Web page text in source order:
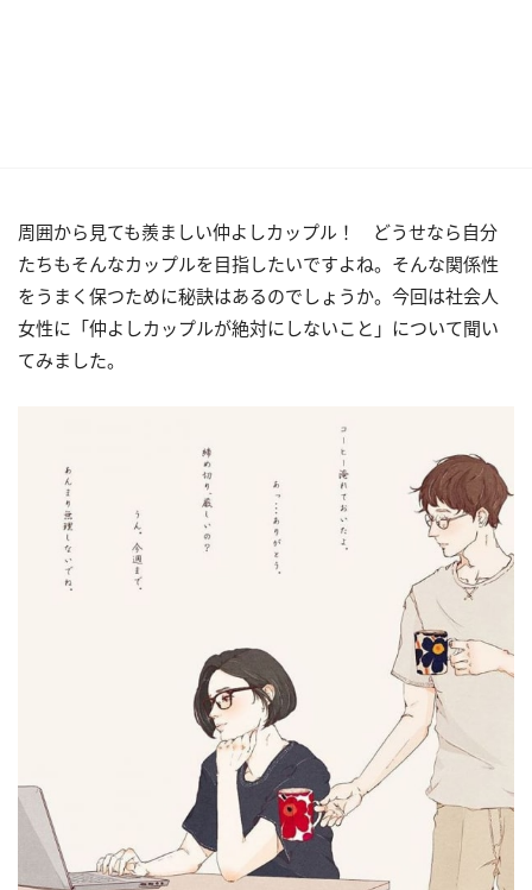
周囲から見ても羨ましい仲よしカップル！ どうせなら自分
たちもそんなカップルを目指したいですよね。そんな関係性
をうまく保つために秘訣はあるのでしょうか。今回は社会人
女性に「仲よしカップルが絶対にしないこと」について聞い
てみました。